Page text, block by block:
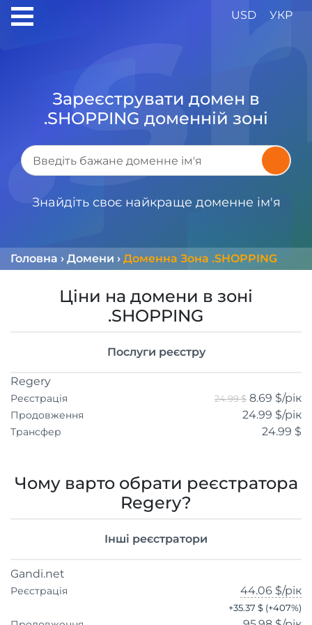
USD УКР
Зареєструвати домен в
.SHOPPING доменній зоні
Знайдіть своє найкраще доменне ім'я
Головна › Домени › Доменна Зона .SHOPPING
Ціни на домени в зоні
.SHOPPING
Послуги реєстру
Regery
Реєстрація 24.99 $ 8.69 $/рік
Продовження 24.99 $/рік
Трансфер 24.99 $
Чому варто обрати реєстратора
Regery?
Інші реєстратори
Gandi.net
Реєстрація 44.06 $/рік
+35.37 $ (+407%)